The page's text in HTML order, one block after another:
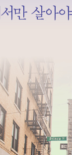
의 실력
면